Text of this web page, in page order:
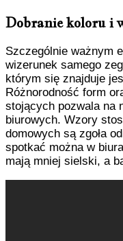
Dobranie koloru i
Szczególnie ważnym
wizerunek samego
którym się znajduje
Różnorodność form
stojących pozwala na
biurowych. Wzory
domowych są zgoła
spotkać można w
mają mniej sielski, a